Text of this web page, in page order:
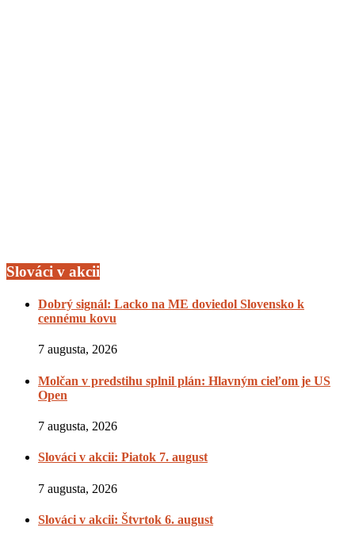
Slováci v akcii
Dobrý signál: Lacko na ME doviedol Slovensko k
cennému kovu
7 augusta, 2026
Molčan v predstihu splnil plán: Hlavným cieľom je US
Open
7 augusta, 2026
Slováci v akcii: Piatok 7. august
7 augusta, 2026
Slováci v akcii: Štvrtok 6. august